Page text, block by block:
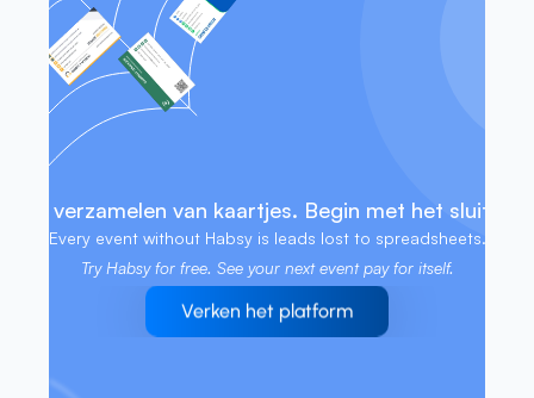
het verzamelen van kaartjes. Begin met het sluiten
Try Habsy for free. See your next event pay for itself.
Verken het platform